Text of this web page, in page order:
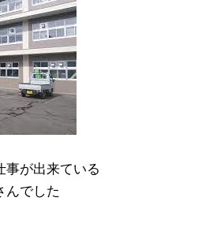
事が出来ている
んでした